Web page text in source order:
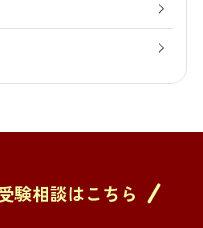
験相談はこちら